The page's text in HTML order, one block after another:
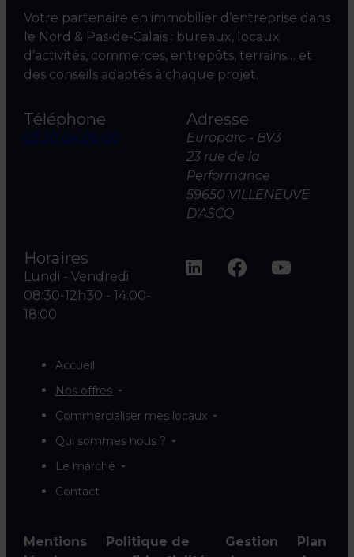
Votre partenaire en immobilier d’entreprise dans
le Nord & Pas‑de‑Calais : bureaux, locaux
d’activités, commerces, entrepôts, terrains… et
des conseils adaptés à chaque projet.
Téléphone
03 20 04 06 00
Adresse
Europarc - BV3
23 rue de la
Performance
59650 VILLENEUVE
D'ASCQ
Horaires
Lundi - Vendredi
08:30-12h30 - 14:00-
18:00
Accueil
Nos offres
Commercialiser mes locaux
Qui sommes nous ?
Le marché
Contact
Mentions
Politique de
Gestion
Plan